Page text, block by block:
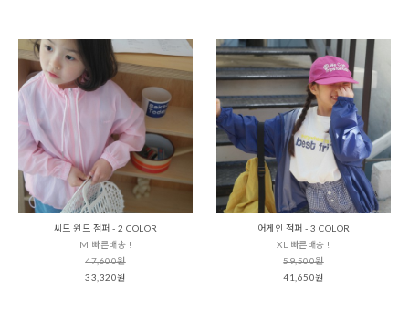
씨드 윈드 점퍼 - 2 COLOR
M 빠른배송 !
47,600원
33,320원
어게인 점퍼 - 3 COLOR
XL 빠른배송 !
59,500원
41,650원